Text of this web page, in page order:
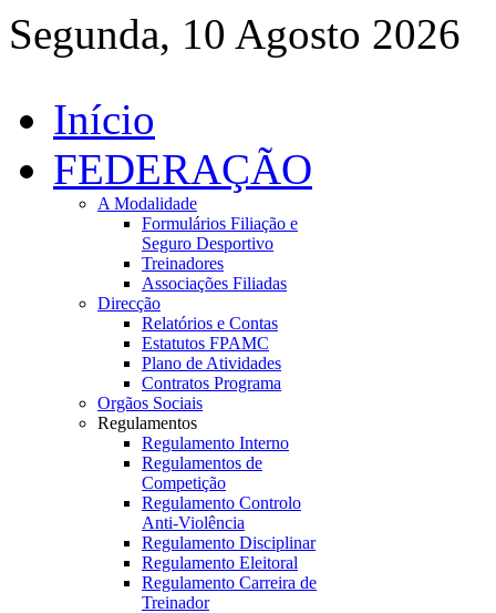
Segunda, 10 Agosto 2026
Início
FEDERAÇÃO
A Modalidade
Formulários Filiação e
Seguro Desportivo
Treinadores
Associações Filiadas
Direcção
Relatórios e Contas
Estatutos FPAMC
Plano de Atividades
Contratos Programa
Orgãos Sociais
Regulamentos
Regulamento Interno
Regulamentos de
Competição
Regulamento Controlo
Anti-Violência
Regulamento Disciplinar
Regulamento Eleitoral
Regulamento Carreira de
Treinador